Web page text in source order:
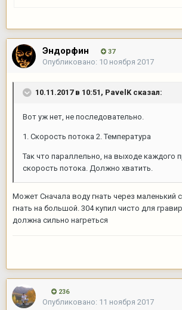
Эндорфин 37
Опубликовано: 10 ноября 2017
10.11.2017 в 10:51, PavelK сказал:
Вот уж нет, не последовательно.
1. Скорость потока 2. Температура
Так что параллельно, на выходе каждого
скорость потока. Должно хватить.
Может Сначала воду гнать через маленький
гнать на большой. 304 купил чисто для
должна сильно нагреться
236
Опубликовано: 11 ноября 2017